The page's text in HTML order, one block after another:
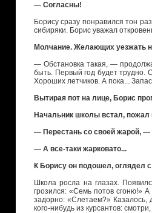
— Согласны!
Борису сразу понравился тон
сибиряки. Борис уважал
Молчание. Желающих уезжать
— Обстановка такая, —
быть. Первый год будет трудно.
Хороших летчиков. А пока...
Вытирая пот на лице, Борис
Начальник школы встал,
— Перестань со своей жарой, —
— А все-таки жарковато...
К Борису он подошел, оглядел
Школа росла на глазах.
грозился: «Семь потов сгоню!»
задорно: «Слетаем?» Казалось,
кого-нибудь из курсантов: